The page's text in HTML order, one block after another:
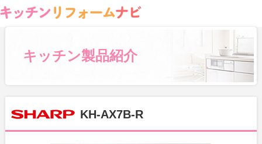
キッチン製品紹介
KH-AX7B-R